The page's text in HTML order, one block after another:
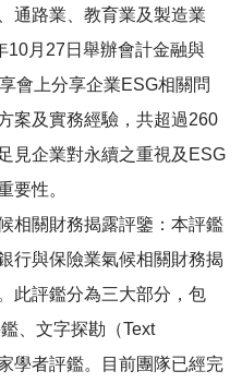
通路業、教育業及製造業
10月27日舉辦會計金融與
會上分享企業ESG相關問
案及實務經驗，共超過260
見企業對永續之重視及ESG
要性。
相關財務揭露評鑒：本評鑑
行與保險業氣候相關財務揭
此評鑑分為三大部分，包
、文字探勘（Text
學者評鑑。目前團隊已經完